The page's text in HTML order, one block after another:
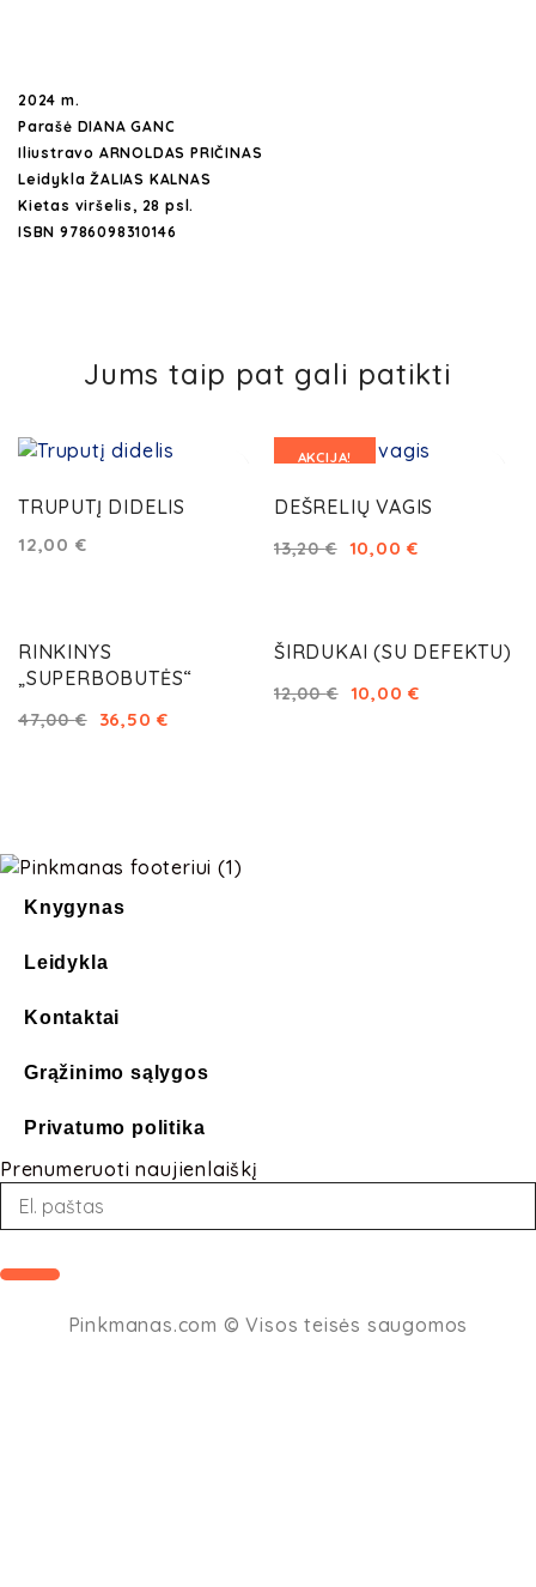
2024 m.
Parašė DIANA GANC
Iliustravo ARNOLDAS PRIČINAS
Leidykla ŽALIAS KALNAS
Kietas viršelis, 28 psl.
ISBN 9786098310146
Jums taip pat gali patikti
TRUPUTĮ DIDELIS
12,00 €
AKCIJA!
DEŠRELIŲ VAGIS
13,20€ 10,00€
RINKINYS
„SUPERBOBUTĖS“
47,00€ 36,50€
ŠIRDUKAI (SU DEFEKTU)
12,00€ 10,00€
Knygynas
Leidykla
Kontaktai
Grąžinimo sąlygos
Privatumo politika
Prenumeruoti naujienlaiškį
Pinkmanas.com © Visos teisės saugomos